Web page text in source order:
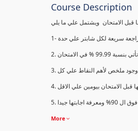
Course Description
3. وجود ملخص لأهم النقاط علي كل
More